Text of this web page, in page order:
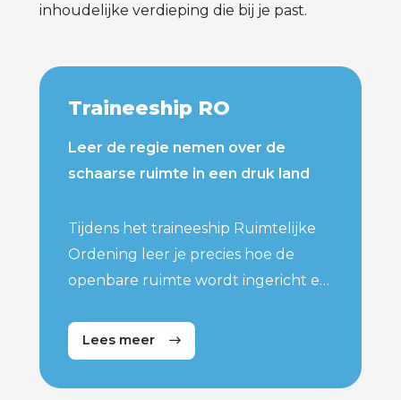
inhoudelijke verdieping die bij je past.
Traineeship RO
Leer de regie nemen over de
schaarse ruimte in een druk land
Tijdens het traineeship Ruimtelijke
Ordening leer je precies hoe de
openbare ruimte wordt ingericht en
uitdagingen zoals de woningnood,
duurzaam bouwen, mobiliteit en
infrastructuur en hoe je bijdraagt
Lees meer